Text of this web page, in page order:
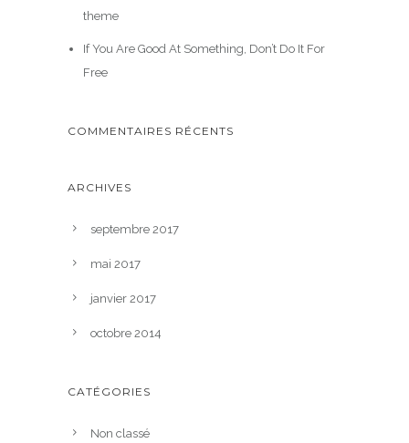
theme
If You Are Good At Something, Don’t Do It For
Free
COMMENTAIRES RÉCENTS
ARCHIVES
septembre 2017
mai 2017
janvier 2017
octobre 2014
CATÉGORIES
Non classé